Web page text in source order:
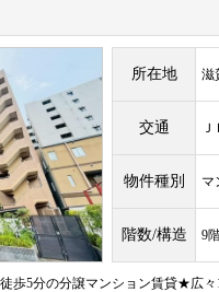
所在地 滋
交通
物件種別 マ
階数/構造 9
歩5分の分譲マンション賃貸★広